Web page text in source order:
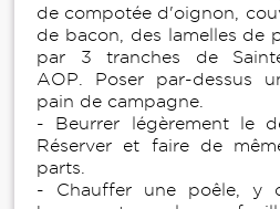
de compotée d'oignon,
de bacon, des lamelles de
par 3 tranches de
AOP. Poser par-dessus
pain de campagne.
- Beurrer légèrement le
Réserver et faire de
parts.
- Chauffer une poêle, y